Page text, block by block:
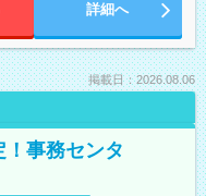
詳細へ
掲載日：2026.08.06
！事務センタ